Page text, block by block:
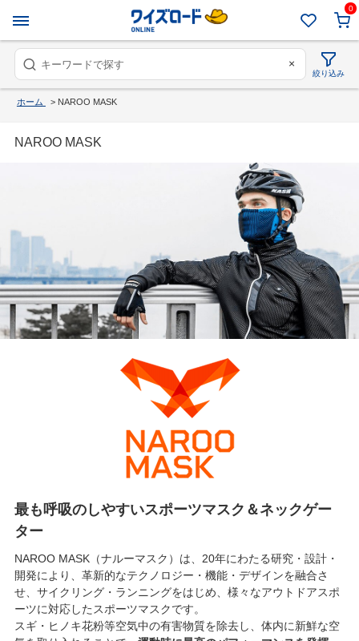
0
×
絞り込み
ホーム > NAROO MASK
NAROO MASK
最も呼吸のしやすいスポーツマスク＆ネックゲー
ター
NAROO MASK（ナルーマスク）は、20年にわたる研究・設計・
開発により、革新的なテクノロジー・機能・デザインを融合さ
せ、サイクリング・ランニングをはじめ、様々なアウトドアスポ
ーツに対応したスポーツマスクです。
スギ・ヒノキ花粉等空気中の有害物質を除去し、体内に新鮮な空